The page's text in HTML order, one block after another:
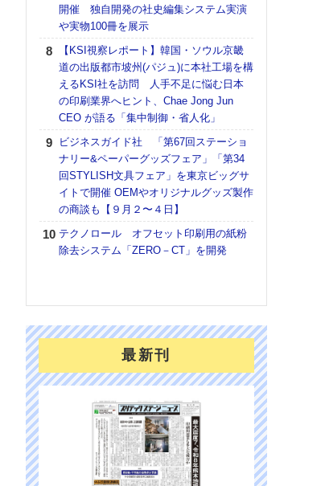
開催 独自開発の社史編集システム実演
や実物100冊を展示
【KSI視察レポート】韓国・ソウル京畿
道の出版都市坡州(パジュ)に本社工場を構
えるKSI社を訪問 人手不足に悩む日本
の印刷業界へヒント、Chae Jong Jun
CEO が語る「集中制御・省人化」
ビジネスガイド社 「第67回ステーショ
ナリー&ペーパーグッズフェア」「第34
回STYLISH文具フェア」を東京ビッグサ
イトで開催 OEMやオリジナルグッズ製作
の商談も【９月２〜４日】
テクノロール オフセット印刷用の紙粉
除去システム「ZERO－CT」を開発
最新刊